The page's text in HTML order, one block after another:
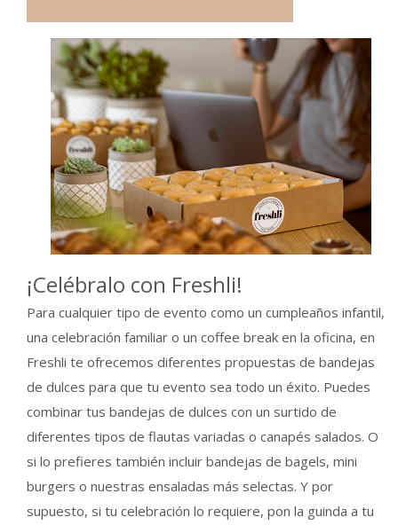
¡Celébralo con Freshli!
Para cualquier tipo de evento como un cumpleaños infantil,
una celebración familiar o un coffee break en la oficina, en
Freshli te ofrecemos diferentes propuestas de bandejas
de dulces para que tu evento sea todo un éxito. Puedes
combinar tus bandejas de dulces con un surtido de
diferentes tipos de flautas variadas o canapés salados. O
si lo prefieres también incluir bandejas de bagels, mini
burgers o nuestras ensaladas más selectas. Y por
supuesto, si tu celebración lo requiere, pon la guinda a tu